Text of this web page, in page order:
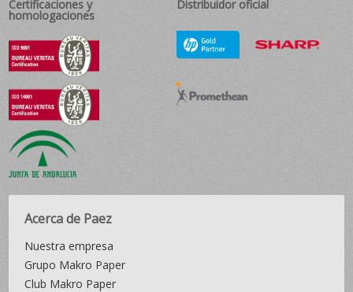
Certificaciones y
homologaciones
Distribuidor oficial
Acerca de Paez
Nuestra empresa
Grupo Makro Paper
Club Makro Paper